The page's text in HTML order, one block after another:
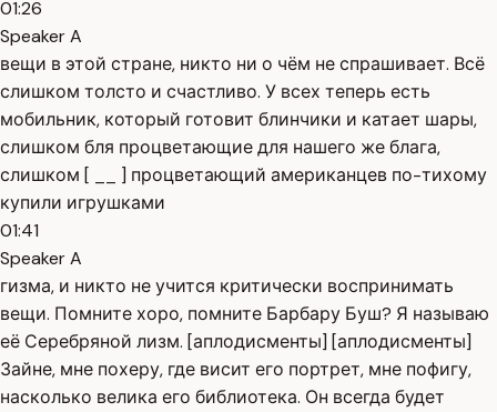
01:26
Speaker A
вещи в этой стране, никто ни о чём не спрашивает. Всё
слишком толсто и счастливо. У всех теперь есть
мобильник, который готовит блинчики и катает шары,
слишком бля процветающие для нашего же блага,
слишком [ __ ] процветающий американцев по-тихому
купили игрушками
01:41
Speaker A
гизма, и никто не учится критически воспринимать
вещи. Помните хоро, помните Барбару Буш? Я называю
её Серебряной лизм. [аплодисменты] [аплодисменты]
Зайне, мне похеру, где висит его портрет, мне пофигу,
насколько велика его библиотека. Он всегда будет